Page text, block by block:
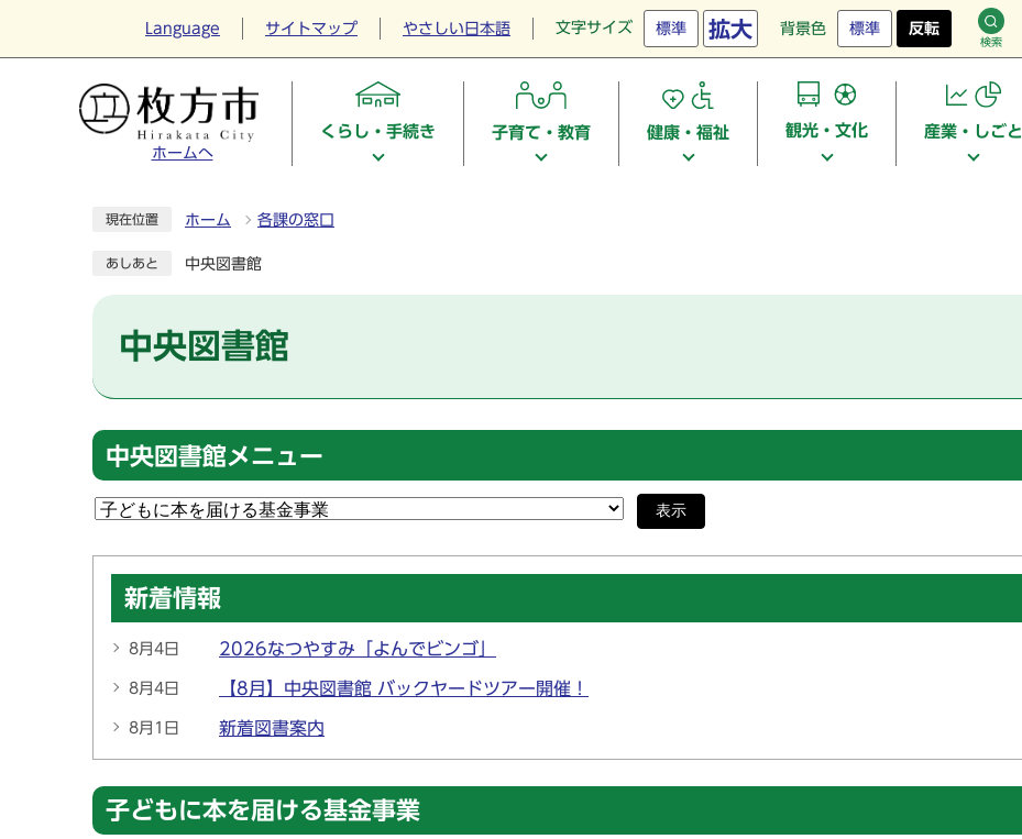
Language サイトマップ やさしい日本語 文字サイズ 標準 拡大 背景色 標準 反転
検索
ホームへ
くらし・手続き 子育て・教育 健康・福祉 観光・文化 産業・しごと
現在位置 ホーム 各課の窓口
あしあと 中央図書館
中央図書館
中央図書館メニュー
表示
新着情報
8月4日 2026なつやすみ「よんでビンゴ」
8月4日 【8月】中央図書館 バックヤードツアー開催！
8月1日 新着図書案内
子どもに本を届ける基金事業